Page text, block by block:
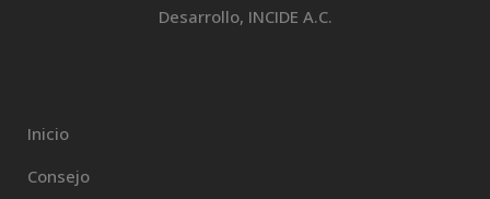
Desarrollo, INCIDE A.C.
Inicio
Consejo